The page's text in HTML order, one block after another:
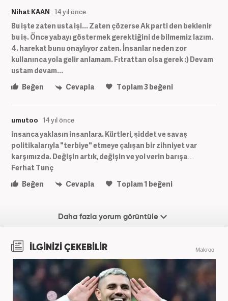
Nihat KAAN 14 yıl önce
Bu işte zaten usta işi... Zaten çözerse Ak parti den beklenir
bu iş. Önce yabayı göstermek gerektiğini de bilmemiz lazım.
4. harekat bunu onaylıyor zaten. İnsanlar neden zor
kullanınca yola gelir anlamam. Fıtrattan olsa gerek :) Devam
ustam devam...
Beğen
Cevapla Toplam3beğeni
umutoo 14 yıl önce
insanca yaklasın insanlara. Kürtleri, şiddet ve savaş
politikalarıyla "terbiye" etmeye çalışan bir zihniyet var
karşımızda. Değişin artık, değişin ve yol verin barışa…
Ferhat Tunç
Beğen
Cevapla Toplam1 beğeni
Daha fazla yorum görüntüle
İLGİNİZİ ÇEKEBİLİR Makroo